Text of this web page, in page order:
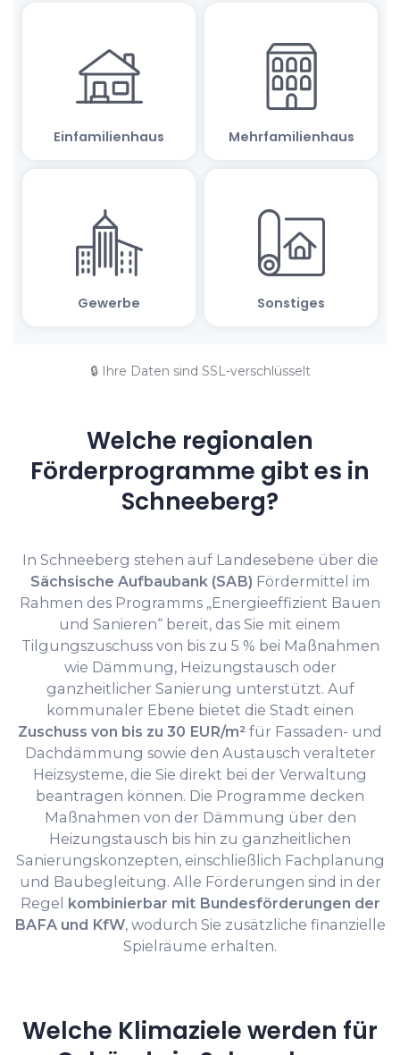
🔒 Ihre Daten sind SSL-verschlüsselt
Welche regionalen
Förderprogramme gibt es in
Schneeberg?
In Schneeberg stehen auf Landesebene über die
Sächsische Aufbaubank (SAB) Fördermittel im
Rahmen des Programms „Energieeffizient Bauen
und Sanieren“ bereit, das Sie mit einem
Tilgungszuschuss von bis zu 5 % bei Maßnahmen
wie Dämmung, Heizungstausch oder
ganzheitlicher Sanierung unterstützt. Auf
kommunaler Ebene bietet die Stadt einen
Zuschuss von bis zu 30 EUR/m² für Fassaden- und
Dachdämmung sowie den Austausch veralteter
Heizsysteme, die Sie direkt bei der Verwaltung
beantragen können. Die Programme decken
Maßnahmen von der Dämmung über den
Heizungstausch bis hin zu ganzheitlichen
Sanierungskonzepten, einschließlich Fachplanung
und Baubegleitung. Alle Förderungen sind in der
Regel kombinierbar mit Bundesförderungen der
BAFA und KfW, wodurch Sie zusätzliche finanzielle
Spielräume erhalten.
Welche Klimaziele werden für